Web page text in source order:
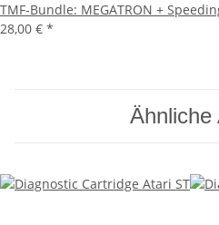
TMF-Bundle: MEGATRON +
28,00 € *
Ähnliche